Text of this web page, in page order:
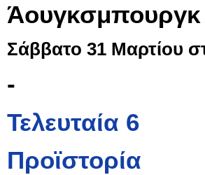
Σάββατο 31 Μαρτίου
-
Τελευταία 6
Προϊστορία